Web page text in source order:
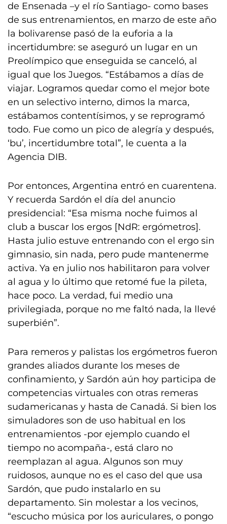
de Ensenada –y el río Santiago- como bases
de sus entrenamientos, en marzo de este año
la bolivarense pasó de la euforia a la
incertidumbre: se aseguró un lugar en un
Preolímpico que enseguida se canceló, al
igual que los Juegos. “Estábamos a días de
viajar. Logramos quedar como el mejor bote
en un selectivo interno, dimos la marca,
estábamos contentísimos, y se reprogramó
todo. Fue como un pico de alegría y después,
‘bu’, incertidumbre total”, le cuenta a la
Agencia DIB.
Por entonces, Argentina entró en cuarentena.
Y recuerda Sardón el día del anuncio
presidencial: “Esa misma noche fuimos al
club a buscar los ergos [NdR: ergómetros].
Hasta julio estuve entrenando con el ergo sin
gimnasio, sin nada, pero pude mantenerme
activa. Ya en julio nos habilitaron para volver
al agua y lo último que retomé fue la pileta,
hace poco. La verdad, fui medio una
privilegiada, porque no me faltó nada, la llevé
superbién”.
Para remeros y palistas los ergómetros fueron
grandes aliados durante los meses de
confinamiento, y Sardón aún hoy participa de
competencias virtuales con otras remeras
sudamericanas y hasta de Canadá. Si bien los
simuladores son de uso habitual en los
entrenamientos -por ejemplo cuando el
tiempo no acompaña-, está claro no
reemplazan al agua. Algunos son muy
ruidosos, aunque no es el caso del que usa
Sardón, que pudo instalarlo en su
departamento. Sin molestar a los vecinos,
“escucho música por los auriculares, o pongo